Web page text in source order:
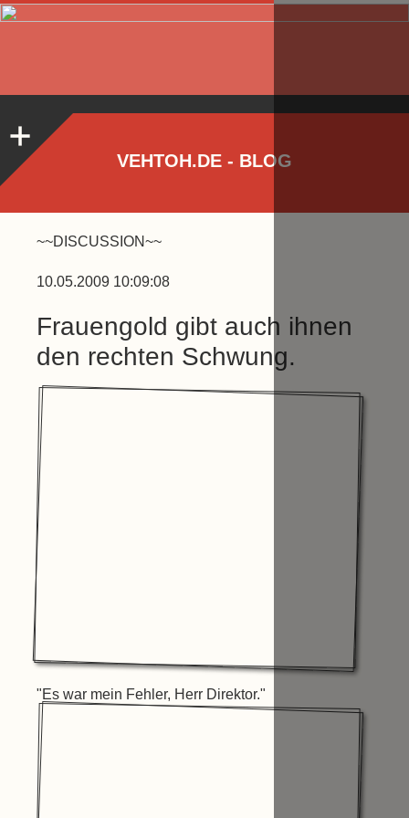
VEHTOH.DE - BLOG
~~DISCUSSION~~
10.05.2009 10:09:08
Frauengold gibt auch ihnen
den rechten Schwung.
"Es war mein Fehler, Herr Direktor."